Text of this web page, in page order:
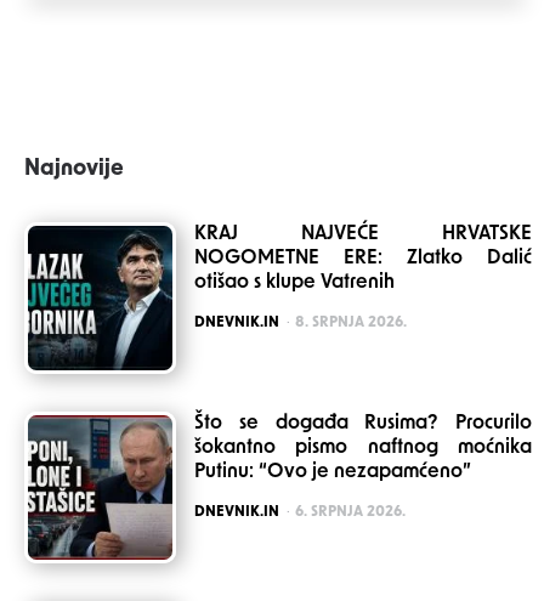
Najnovije
KRAJ NAJVEĆE HRVATSKE
NOGOMETNE ERE: Zlatko Dalić
otišao s klupe Vatrenih
POSTED
DNEVNIK.IN 8. SRPNJA 2026.
Što se događa Rusima? Procurilo
šokantno pismo naftnog moćnika
Putinu: “Ovo je nezapamćeno”
POSTED
DNEVNIK.IN 6. SRPNJA 2026.